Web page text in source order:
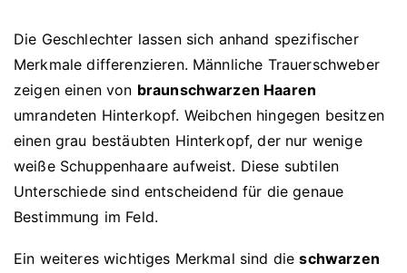
Die Geschlechter lassen sich anhand spezifischer
Merkmale differenzieren. Männliche Trauerschweber
zeigen einen von braunschwarzen Haaren
umrandeten Hinterkopf. Weibchen hingegen besitzen
einen grau bestäubten Hinterkopf, der nur wenige
weiße Schuppenhaare aufweist. Diese subtilen
Unterschiede sind entscheidend für die genaue
Bestimmung im Feld.
Ein weiteres wichtiges Merkmal sind dieschwarzen